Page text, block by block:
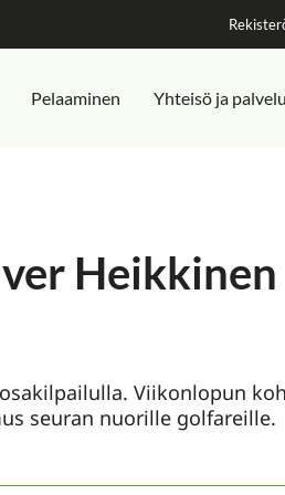
Pelaaminen Yhteisö ja
Heikkinen
Viikonlopun
seuran nuorille golfareille.